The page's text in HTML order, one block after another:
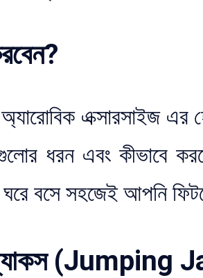
এক্সারসাইজ এর
ধরন এবং কীভাবে
ঘরে বসে সহজেই আপনি
(Jumping